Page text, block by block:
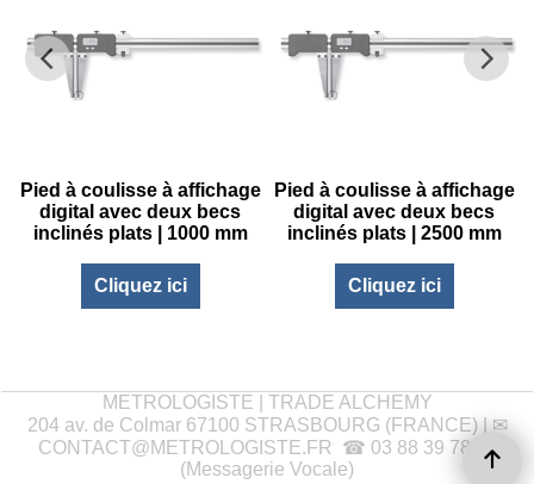
Pied à coulisse à affichage
digital avec deux becs
inclinés plats | 1000 mm
Cliquez ici
Pied à coulisse à affichage
digital avec deux becs
inclinés plats | 2500 mm
Cliquez ici
METROLOGISTE | TRADE ALCHEMY
204 av. de Colmar 67100 STRASBOURG (FRANCE) | ✉
CONTACT@METROLOGISTE.FR ☎ 03 88 39 78 37
(Messagerie Vocale)